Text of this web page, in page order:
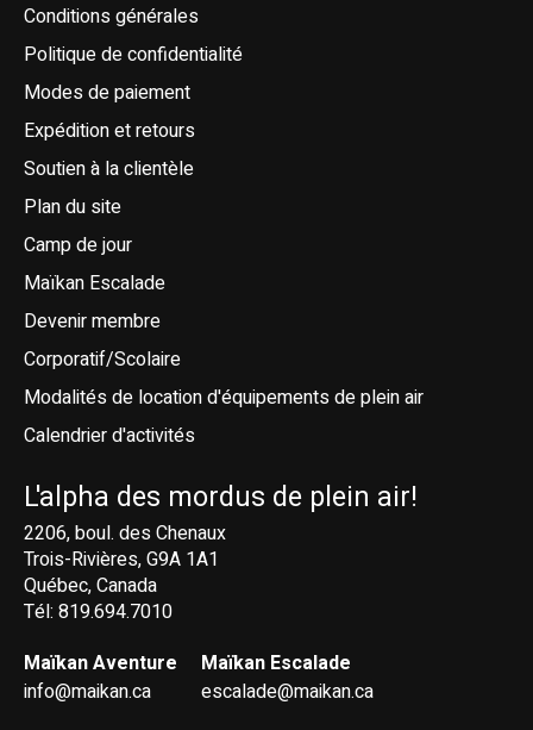
Conditions générales
Politique de confidentialité
Modes de paiement
Expédition et retours
Soutien à la clientèle
Plan du site
Camp de jour
Maïkan Escalade
Devenir membre
Corporatif/Scolaire
Modalités de location d'équipements de plein air
Calendrier d'activités
L'alpha des mordus de plein air!
2206, boul. des Chenaux
Trois-Rivières, G9A 1A1
Québec, Canada
Tél: 819.694.7010
Maïkan Aventure
info@maikan.ca
Maïkan Escalade
escalade@maikan.ca